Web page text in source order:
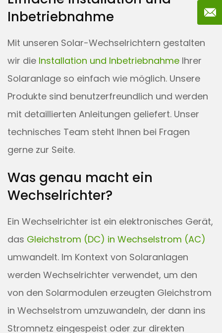
Inbetriebnahme
Mit unseren Solar-Wechselrichtern gestalten
wir die Installation und Inbetriebnahme Ihrer
Solaranlage so einfach wie möglich. Unsere
Produkte sind benutzerfreundlich und werden
mit detaillierten Anleitungen geliefert. Unser
technisches Team steht Ihnen bei Fragen
gerne zur Seite.
Was genau macht ein
Wechselrichter?
Ein Wechselrichter ist ein elektronisches Gerät,
das Gleichstrom (DC) in Wechselstrom (AC)
umwandelt. Im Kontext von Solaranlagen
werden Wechselrichter verwendet, um den
von den Solarmodulen erzeugten Gleichstrom
in Wechselstrom umzuwandeln, der dann ins
Stromnetz eingespeist oder zur direkten